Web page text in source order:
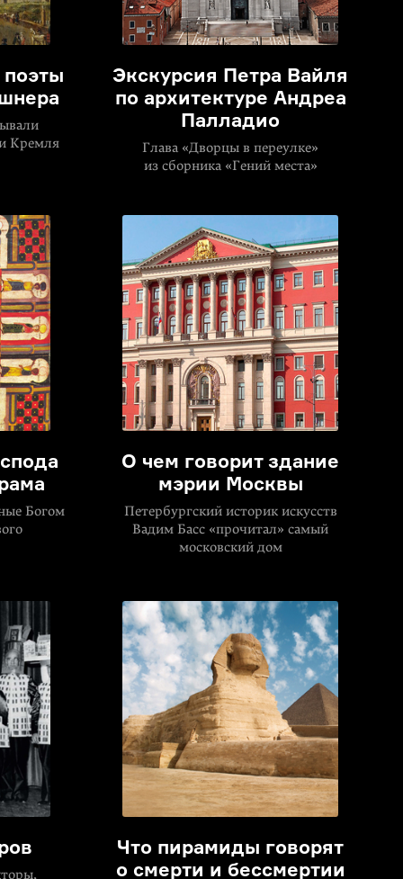
Кремля
Экскурсия Петра Вайля
по архитектуре Андреа
Палладио
Глава «Дворцы в переулке»
из сборника «Гений места»
Богом
О чем говорит здание
мэрии Москвы
Петербургский историк искусств
Вадим Басс «прочитал» самый
московский дом
Что пирамиды говорят
о смерти и бессмертии